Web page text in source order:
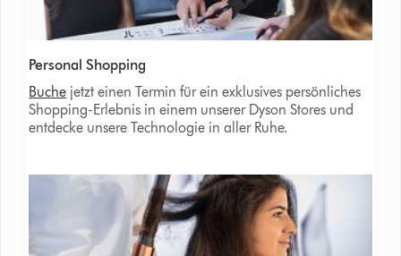
Personal Shopping
Buche jetzt einen Termin für ein exklusives persönliches
Shopping-Erlebnis in einem unserer Dyson Stores und
entdecke unsere Technologie in aller Ruhe.